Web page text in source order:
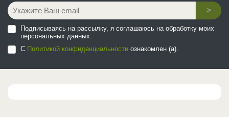
>
Подписываясь на рассылку, я соглашаюсь на обработку моих
персональных данных.
С Политикой конфиденциальности ознакомлен (а).